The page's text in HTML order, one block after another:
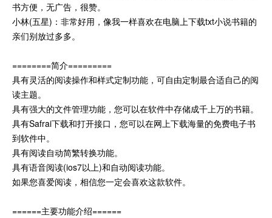
书方便，无广告，很赞。
小林(五星)：非常好用，像我一样喜欢在电脑上下载txt小说书籍的
亲们别放过多多。
========简介=========
具有灵活的阅读操作和样式定制功能，可自由定制最合适自己的阅
读主题。
具有强大的文件管理功能，您可以在软件中存储成千上万的书籍。
具有Safrai下载和打开接口，您可以在网上下载海量的免费电子书
到软件中。
具有阅读自动简繁转换功能。
具有语音阅读(ios7以上)和自动阅读功能。
如果您喜爱阅读，相信您一定会喜欢这款软件。
======主要功能介绍======